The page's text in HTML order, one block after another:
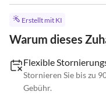
Erstellt mit KI
Warum dieses
Flexible
Stornieren Sie bis zu
Gebühr.